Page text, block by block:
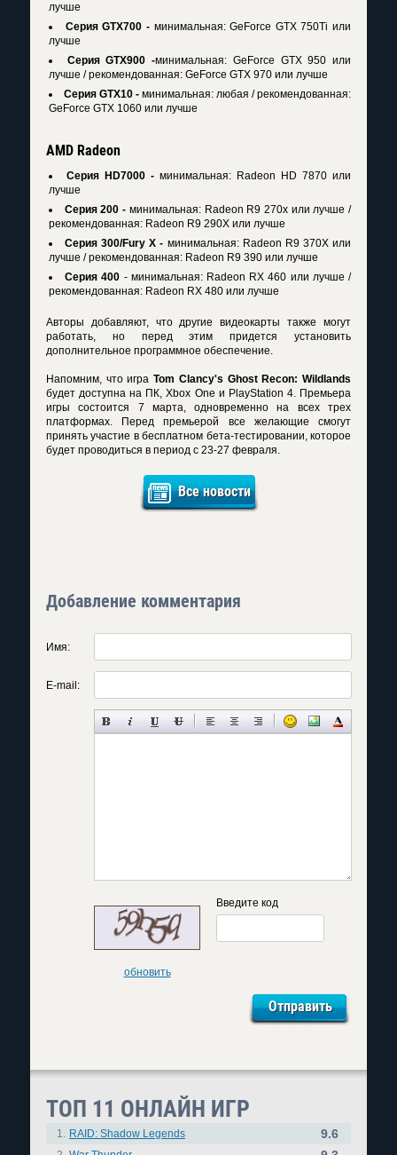
лучше
Серия GTX700 -минимальная: GeForce GTX 750Ti или
лучше
Серия GTX900 -минимальная: GeForce GTX 950 или
лучше / рекомендованная: GeForce GTX 970 или лучше
Серия GTX10 - минимальная: любая / рекомендованная:
GeForce GTX 1060 или лучше
AMD Radeon
Серия HD7000 - минимальная: Radeon HD 7870 или
лучше
Серия 200 - минимальная: Radeon R9 270x или лучше /
рекомендованная: Radeon R9 290X или лучше
Серия 300/Fury X - минимальная: Radeon R9 370X или
лучше / рекомендованная: Radeon R9 390 или лучше
Серия 400 - минимальная: Radeon RX 460 или лучше /
рекомендованная: Radeon RX 480 или лучше
Авторы добавляют, что другие видеокарты также могут
работать, но перед этим придется установить
дополнительное программное обеспечение.
Напомним, что играTom Clancy's Ghost Recon: Wildlands
будет доступна на ПК, Xbox One и PlayStation 4. Премьера
игры состоится 7 марта, одновременно на всех трех
платформах. Перед премьерой все желающие смогут
принять участие в бесплатном бета-тестировании, которое
будет проводиться в период с 23-27 февраля.
Все новости
Добавление комментария
Имя:
E-mail:
обновить
Введите код
ТОП 11 ОНЛАЙН ИГР
1. RAID: Shadow Legends 9.6